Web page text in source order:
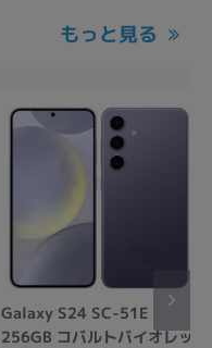
もっと見る
Galaxy S24 SC-51E
256GB コバルトバイオレッ